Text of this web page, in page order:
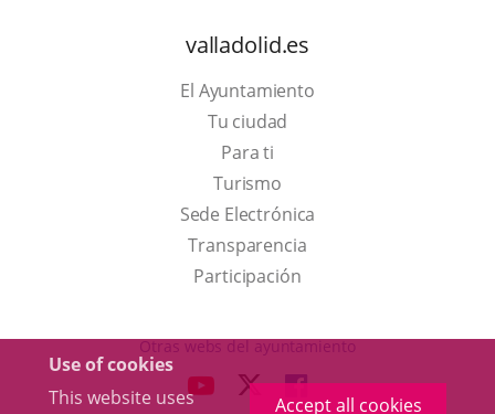
Use of cookies
This website uses
Accept all cookies
valladolid.es
El Ayuntamiento
Tu ciudad
Para ti
TurismoThis
link
will
open
a
up
Sede Electrónica
Transparencia
Participación
Otras webs del ayuntamiento
LINK LINKLINK